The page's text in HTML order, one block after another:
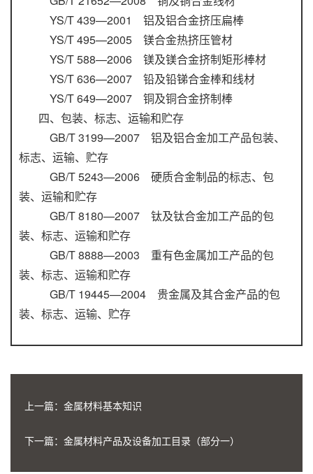
YS/T 439—2001 铝及铝合金挤压扁棒
YS/T 495—2005 镁合金热挤压管材
YS/T 588—2006 镁及镁合金挤制矩形棒材
YS/T 636—2007 铅及铅锑合金棒和线材
YS/T 649—2007 铜及铜合金挤制棒
四、包装、标志、运输和贮存
GB/T 3199—2007 铝及铝合金加工产品包装、
标志、运输、贮存
GB/T 5243—2006 硬质合金制品的标志、包
装、运输和贮存
GB/T 8180—2007 钛及钛合金加工产品的包
装、标志、运输和贮存
GB/T 8888—2003 重有色金属加工产品的包
装、标志、运输和贮存
GB/T 19445—2004 贵金属及其合金产品的包
装、标志、运输、贮存
上一篇： 金属材料基本知识
下一篇： 金属材料产品及设备加工目录（部分一）